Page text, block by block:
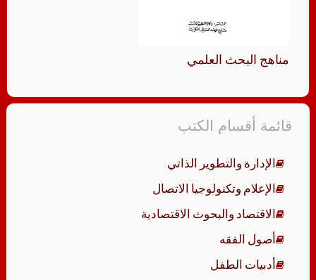
مناهج البحث العلمي
قائمة أقسام الكتب
الإدارة والتطوير الذاتي
الإعلام وتكنولوجيا الاتصال
الاقتصاد والبحوث الاقتصادية
أصول الفقه
أدبيات الطفل